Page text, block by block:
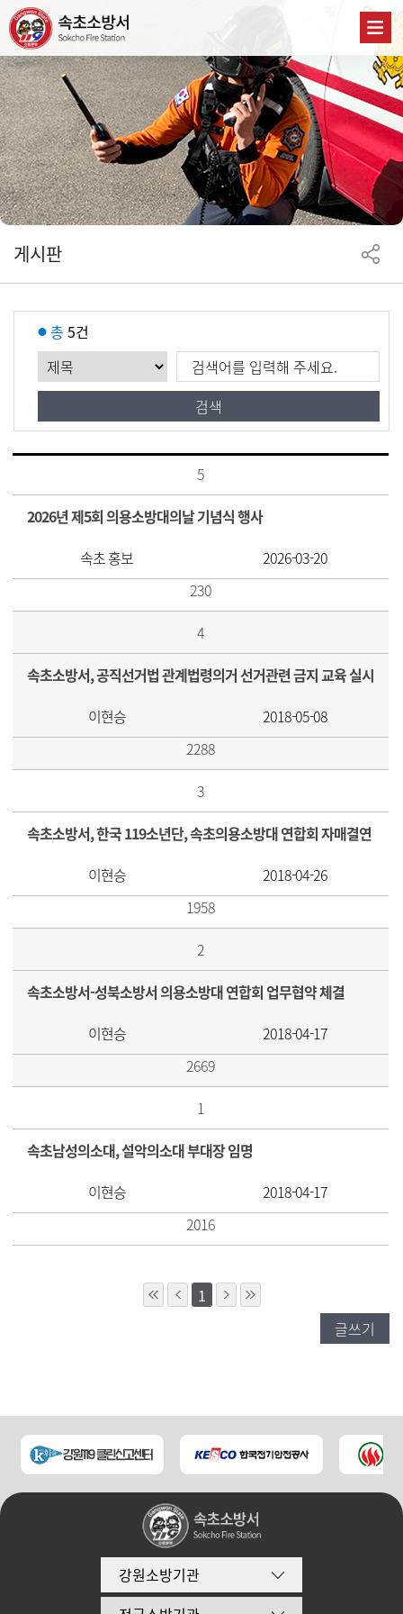
게시판
총 5건
5
2026년 제5회 의용소방대의날 기념식 행사
속초 홍보
2026-03-20
230
4
속초소방서, 공직선거법 관계법령의거 선거관련 금지 교육 실시
이현승
2018-05-08
2288
3
속초소방서, 한국 119소년단, 속초의용소방대 연합회 자매결연
이현승
2018-04-26
1958
2
속초소방서-성북소방서 의용소방대 연합회 업무협약 체결
이현승
2018-04-17
2669
1
속초남성의소대, 설악의소대 부대장 임명
이현승
2018-04-17
2016
1
글쓰기
강원소방기관